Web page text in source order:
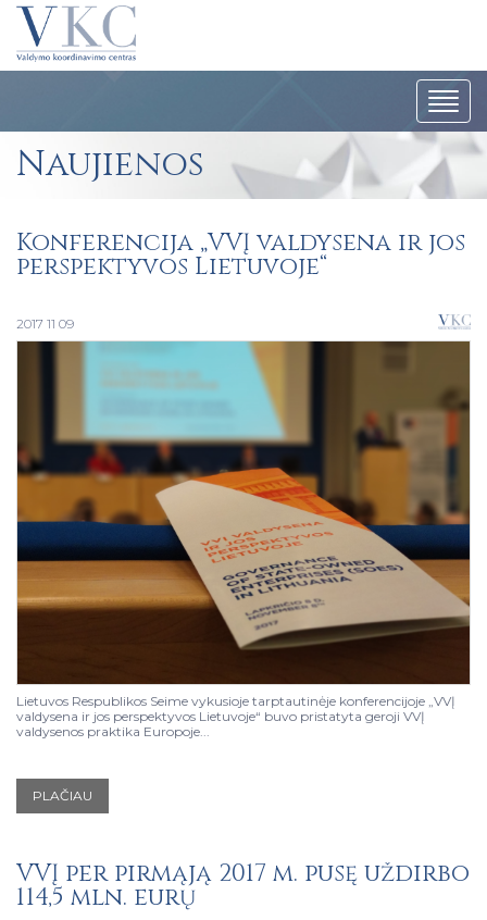
Naujienos
Konferencija „VVĮ valdysena ir jos
perspektyvos Lietuvoje“
2017 11 09
Lietuvos Respublikos Seime vykusioje tarptautinėje konferencijoje „VVĮ
valdysena ir jos perspektyvos Lietuvoje“ buvo pristatyta geroji VVĮ
valdysenos praktika Europoje...
PLAČIAU
VVĮ per pirmąją 2017 m. pusę uždirbo
114,5 mln. eurų